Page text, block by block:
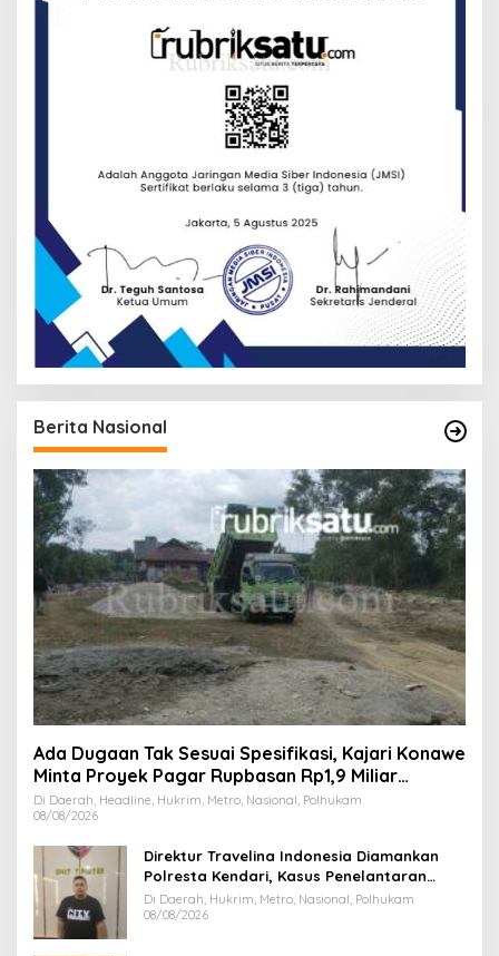
Berita Nasional
Ada Dugaan Tak Sesuai Spesifikasi, Kajari Konawe
Minta Proyek Pagar Rupbasan Rp1,9 Miliar
Dihentikan
Di Daerah, Headline, Hukrim, Metro, Nasional, Polhukam
08/08/2026
Direktur Travelina Indonesia Diamankan
Polresta Kendari, Kasus Penelantaran
Jemaah Umrah Masuk Babak Baru
Di Daerah, Hukrim, Metro, Nasional, Polhukam
08/08/2026